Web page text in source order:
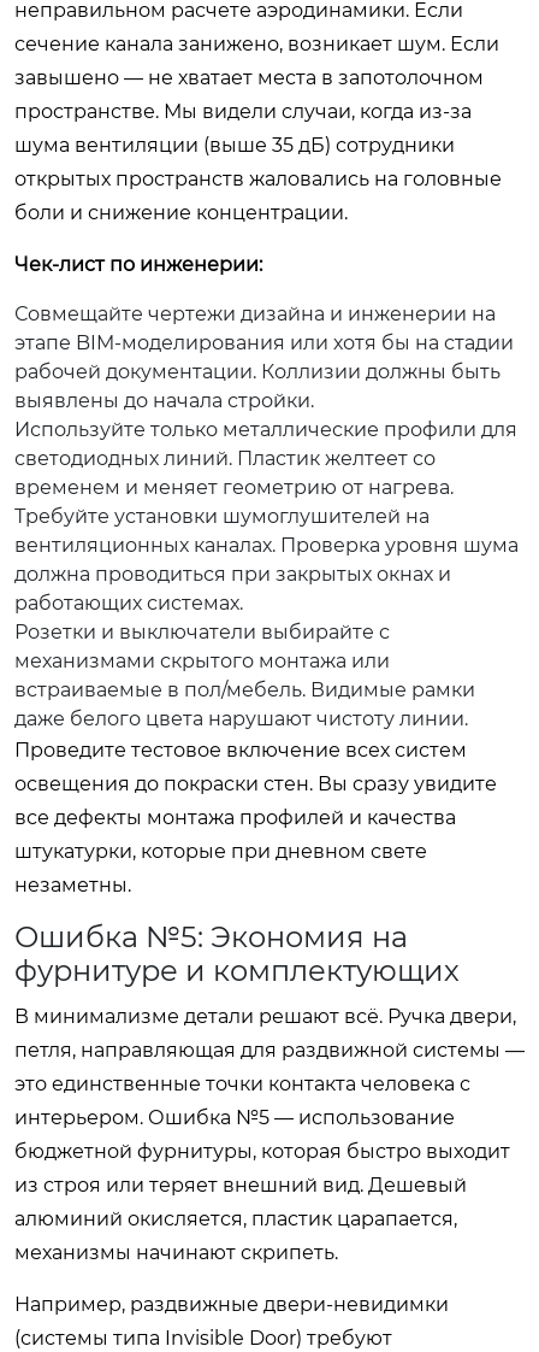
неправильном расчете аэродинамики. Если
сечение канала занижено, возникает шум. Если
завышено — не хватает места в запотолочном
пространстве. Мы видели случаи, когда из-за
шума вентиляции (выше 35 дБ) сотрудники
открытых пространств жаловались на головные
боли и снижение концентрации.
Чек-лист по инженерии:
Совмещайте чертежи дизайна и инженерии на
этапе BIM-моделирования или хотя бы на стадии
рабочей документации. Коллизии должны быть
выявлены до начала стройки.
Используйте только металлические профили для
светодиодных линий. Пластик желтеет со
временем и меняет геометрию от нагрева.
Требуйте установки шумоглушителей на
вентиляционных каналах. Проверка уровня шума
должна проводиться при закрытых окнах и
работающих системах.
Розетки и выключатели выбирайте с
механизмами скрытого монтажа или
встраиваемые в пол/мебель. Видимые рамки
даже белого цвета нарушают чистоту линии.
Проведите тестовое включение всех систем
освещения до покраски стен. Вы сразу увидите
все дефекты монтажа профилей и качества
штукатурки, которые при дневном свете
незаметны.
Ошибка №5: Экономия на
фурнитуре и комплектующих
В минимализме детали решают всё. Ручка двери,
петля, направляющая для раздвижной системы —
это единственные точки контакта человека с
интерьером. Ошибка №5 — использование
бюджетной фурнитуры, которая быстро выходит
из строя или теряет внешний вид. Дешевый
алюминий окисляется, пластик царапается,
механизмы начинают скрипеть.
Например, раздвижные двери-невидимки
(системы типа Invisible Door) требуют